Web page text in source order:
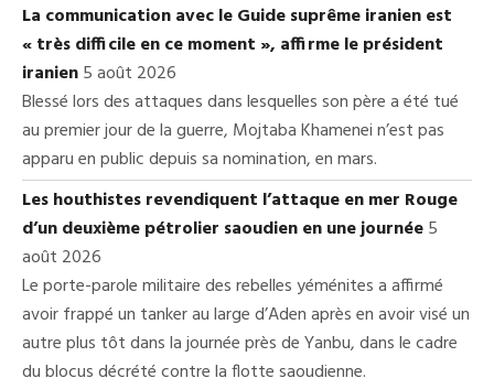
La communication avec le Guide suprême iranien est
« très difficile en ce moment », affirme le président
iranien5 août 2026
Blessé lors des attaques dans lesquelles son père a été tué
au premier jour de la guerre, Mojtaba Khamenei n’est pas
apparu en public depuis sa nomination, en mars.
Les houthistes revendiquent l’attaque en mer Rouge
d’un deuxième pétrolier saoudien en une journée5
août 2026
Le porte-parole militaire des rebelles yéménites a affirmé
avoir frappé un tanker au large d’Aden après en avoir visé un
autre plus tôt dans la journée près de Yanbu, dans le cadre
du blocus décrété contre la flotte saoudienne.